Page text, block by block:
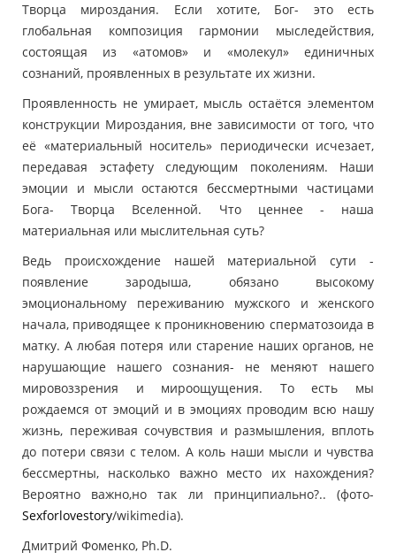
Творца мироздания. Если хотите, Бог- это есть
глобальная композиция гармонии мыследействия,
состоящая из «атомов» и «молекул» единичных
сознаний, проявленных в результате их жизни.
Проявленность не умирает, мысль остаётся элементом
конструкции Мироздания, вне зависимости от того, что
её «материальный носитель» периодически исчезает,
передавая эстафету следующим поколениям. Наши
эмоции и мысли остаются бессмертными частицами
Бога- Творца Вселенной. Что ценнее - наша
материальная или мыслительная суть?
Ведь происхождение нашей материальной сути -
появление зародыша, обязано высокому
эмоциональному переживанию мужского и женского
начала, приводящее к проникновению сперматозоида в
матку. А любая потеря или старение наших органов, не
нарушающие нашего сознания- не меняют нашего
мировоззрения и мироощущения. То есть мы
рождаемся от эмоций и в эмоциях проводим всю нашу
жизнь, переживая сочувствия и размышления, вплоть
до потери связи с телом. А коль наши мысли и чувства
бессмертны, насколько важно место их нахождения?
Вероятно важно,но так ли принципиально?.. (фото-
Sexforlovestory/wikimedia).
Дмитрий Фоменко, Ph.D.